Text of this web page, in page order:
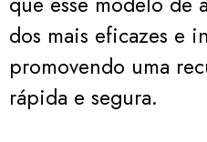
dos mais eficazes e
promovendo uma
rápida e segura.